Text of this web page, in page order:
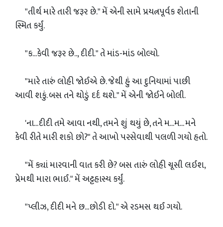
"તીર્થ મારે તારી જરૂર છે." મેં એની સામે પ્રયત્નપૂર્વક શેતાની
સ્મિત કર્યું.
"ક...કેવી જરૂર છે.., દીદી." તે માંડ-માંડ બોલ્યો.
"મારે તારું લોહી જોઈએ છે. જેથી હું આ દુનિયામાં પાછી
આવી શકું. બસ તને થોડું દર્દ થશે." મેં એની જોઈને બોલી.
'ના...દીદી તમે આવા નથી, તમને શું થયું છે, તને મ...મ... મને
કેવી રીતે મારી શકો છો?" તે આખો પરસેવાથી પલળી ગયો હતો.
"મેં ક્યાં મારવાની વાત કરી છે? બસ તારું લોહી ચૂસી લઈશ,
પ્રેમથી મારા ભાઈ." મેં અટ્ટહાસ્ય કર્યું.
"પ્લીઝ, દીદી મને છ...છોડી દો." એ રડમસ થઈ ગયો.